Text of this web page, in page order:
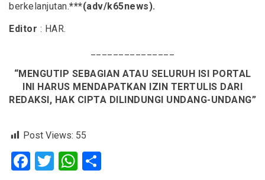
berkelanjutan.***(adv/k65news).
Editor : HAR.
“MENGUTIP SEBAGIAN ATAU SELURUH ISI PORTAL
INI HARUS MENDAPATKAN IZIN TERTULIS DARI
REDAKSI, HAK CIPTA DILINDUNGI UNDANG-UNDANG”
Post Views: 55
Facebook
TwitterWhatsApp